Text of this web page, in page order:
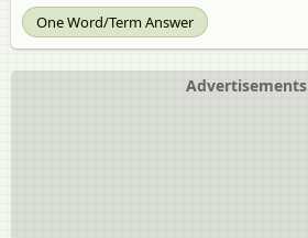
One Word/Term Answer
Advertisements